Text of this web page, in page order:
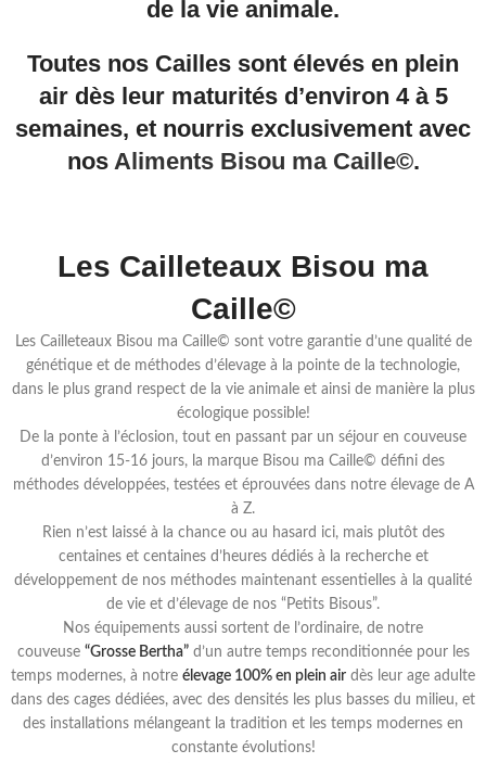
de la vie animale.
Toutes nos Cailles sont élevés en plein
air dès leur maturités d’environ 4 à 5
semaines, et nourris exclusivement avec
nos Aliments Bisou ma Caille©.
Les Cailleteaux Bisou ma
Caille©
Les Cailleteaux Bisou ma Caille© sont votre garantie d’une qualité de
génétique et de méthodes d’élevage à la pointe de la technologie,
dans le plus grand respect de la vie animale et ainsi de manière la plus
écologique possible!
De la ponte à l’éclosion, tout en passant par un séjour en couveuse
d’environ 15-16 jours, la marque Bisou ma Caille© défini des
méthodes développées, testées et éprouvées dans notre élevage de A
à Z.
Rien n’est laissé à la chance ou au hasard ici, mais plutôt des
centaines et centaines d’heures dédiés à la recherche et
développement de nos méthodes maintenant essentielles à la qualité
de vie et d’élevage de nos “Petits Bisous”.
Nos équipements aussi sortent de l’ordinaire, de notre
couveuse “Grosse Bertha”d’un autre temps reconditionnée pour les
temps modernes, à notre élevage 100% en plein air dès leur age adulte
dans des cages dédiées, avec des densités les plus basses du milieu, et
des installations mélangeant la tradition et les temps modernes en
constante évolutions!